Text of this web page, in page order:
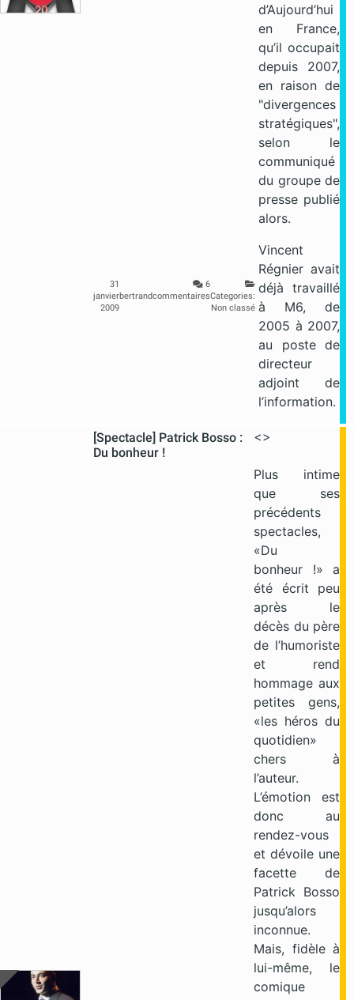
31
janvier
2009
bertrand
6
commentairesCategories:
Non classé
d’Aujourd’hui
en France,
qu’il occupait
depuis 2007,
en raison de
"divergences
stratégiques",
selon le
communiqué
du groupe de
presse publié
alors.
Vincent
Régnier avait
déjà travaillé
à M6, de
2005 à 2007,
au poste de
directeur
adjoint de
l’information.
[Spectacle] Patrick Bosso :
Du bonheur !
<>
Plus intime
que ses
précédents
spectacles,
«Du
bonheur !» a
été écrit peu
après le
décès du père
de l’humoriste
et rend
hommage aux
petites gens,
«les héros du
quotidien»
chers à
l’auteur.
L’émotion est
donc au
rendez-vous
et dévoile une
facette de
Patrick Bosso
jusqu’alors
inconnue.
Mais, fidèle à
lui-même, le
comique